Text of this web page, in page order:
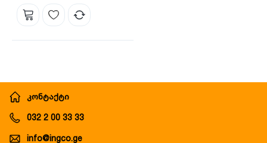
კონტაქტი
032 2 00 33 33
info@ingco.ge